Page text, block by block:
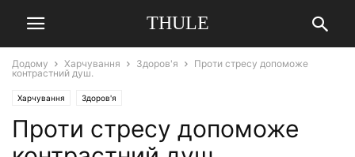
THULE
Додому Харчування Здоров'я
Проти стресу допоможе
контрастний душ.
Харчування Здоров'я
Проти стресу допоможе